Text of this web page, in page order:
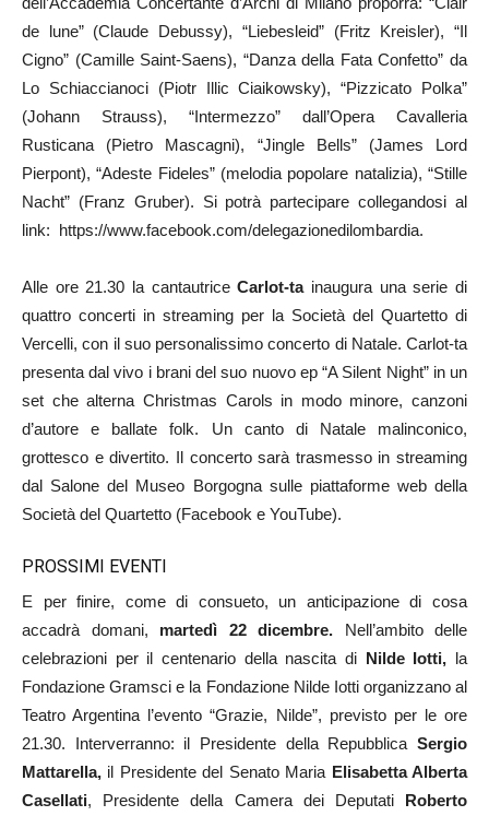
de lune” (Claude Debussy), “Liebesleid” (Fritz Kreisler), “Il
Cigno” (Camille Saint-Saens), “Danza della Fata Confetto” da
Lo Schiaccianoci (Piotr Illic Ciaikowsky), “Pizzicato Polka”
(Johann Strauss), “Intermezzo” dall’Opera Cavalleria
Rusticana (Pietro Mascagni), “Jingle Bells” (James Lord
Pierpont), “Adeste Fideles” (melodia popolare natalizia), “Stille
Nacht” (Franz Gruber). Si potrà partecipare collegandosi al
link: https://www.facebook.com/delegazionedilombardia.
Alle ore 21.30 la cantautriceCarlot-tainaugura una serie di
quattro concerti in streaming per la Società del Quartetto di
Vercelli, con il suo personalissimo concerto di Natale. Carlot-ta
presenta dal vivo i brani del suo nuovo ep “A Silent Night” in un
set che alterna Christmas Carols in modo minore, canzoni
d’autore e ballate folk. Un canto di Natale malinconico,
grottesco e divertito. Il concerto sarà trasmesso in streaming
dal Salone del Museo Borgogna sulle piattaforme web della
Società del Quartetto (Facebook e YouTube).
PROSSIMI EVENTI
E per finire, come di consueto, un anticipazione di cosa
accadrà domani, martedì 22 dicembre. Nell’ambito delle
celebrazioni per il centenario della nascita di Nilde Iotti, la
Fondazione Gramsci e la Fondazione Nilde Iotti organizzano al
Teatro Argentina l’evento “Grazie, Nilde”, previsto per le ore
21.30. Interverranno: il Presidente della Repubblica Sergio
Mattarella, il Presidente del Senato Maria Elisabetta Alberta
Casellati, Presidente della Camera dei Deputati Roberto